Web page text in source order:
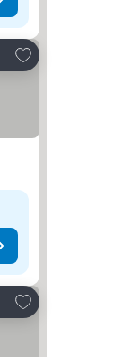
Dodati u favorite
Dodati u favorite